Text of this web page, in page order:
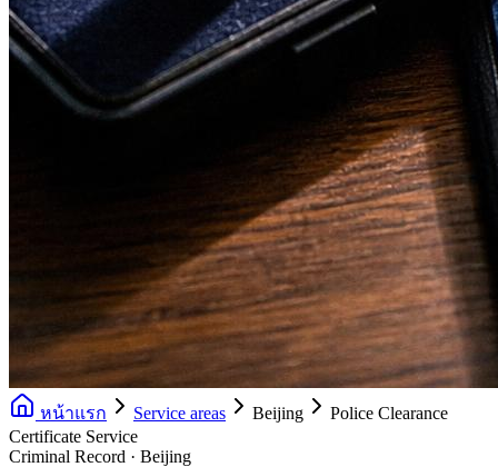
หน้าแรก Service areas Beijing
Police Clearance
Certificate Service
Criminal Record · Beijing